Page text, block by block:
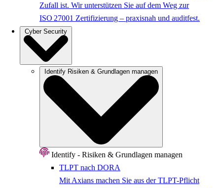
Zufall ist. Wir unterstützen Sie auf dem Weg zur
ISO 27001 Zertifizierung – praxisnah und auditfest.
Cyber Security
Identify Risiken & Grundlagen managen
Identify - Risiken & Grundlagen managen
TLPT nach DORA
Mit Axians machen Sie aus der TLPT-Pflicht